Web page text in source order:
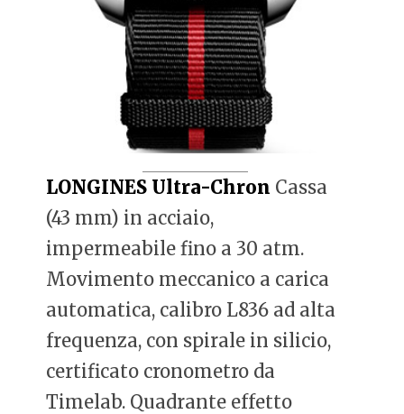
LONGINES Ultra-Chron Cassa
(43 mm) in acciaio,
impermeabile fino a 30 atm.
Movimento meccanico a carica
automatica, calibro L836 ad alta
frequenza, con spirale in silicio,
certificato cronometro da
Timelab. Quadrante effetto